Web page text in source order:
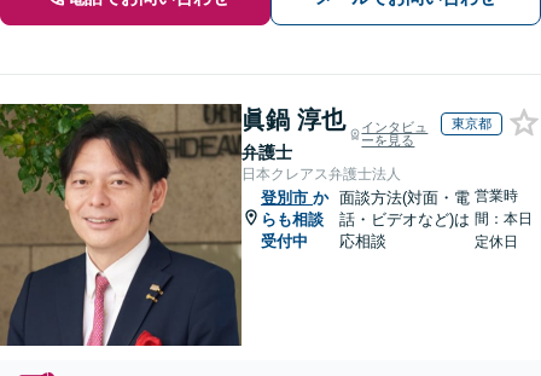
眞鍋 淳也
弁護士
インタビュ
ーを見る
東京都
日本クレアス弁護士法人
登別市 か
らも相談
受付中
面談方法(対面・電
話・ビデオなど)は
応相談
営業時
間：本日
定休日